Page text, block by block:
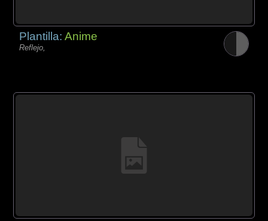
Plantilla:Anime
Reflejo,